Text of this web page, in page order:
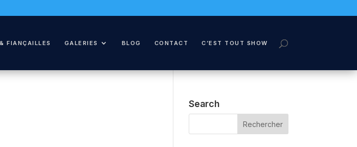
FIANÇAILLES GALERIES BLOG CONTACT C’EST TOUT SHOW
Search